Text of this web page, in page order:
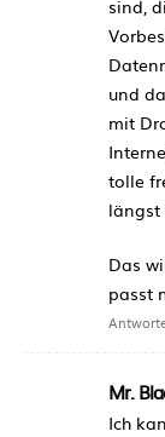
sind,
und
mit
tolle
längst
Das
passt
Mr.
Ich